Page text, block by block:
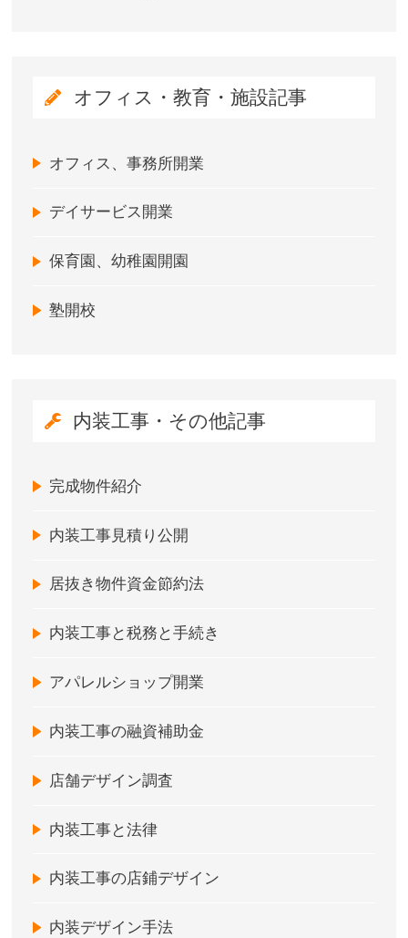
オフィス・教育・施設記事
オフィス、事務所開業
デイサービス開業
保育園、幼稚園開園
塾開校
内装工事・その他記事
完成物件紹介
内装工事見積り公開
居抜き物件資金節約法
内装工事と税務と手続き
アパレルショップ開業
内装工事の融資補助金
店舗デザイン調査
内装工事と法律
内装工事の店鋪デザイン
内装デザイン手法